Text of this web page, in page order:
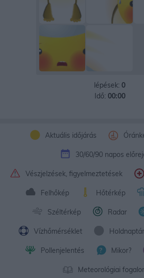
Aktuális időjárás
30/60/90 napos
Vészjelzések, figyelmeztetések
Felhőkép Hőtérkép
Széltérkép Radar
Vízhőmérséklet Holdnaptár
Pollenjelentés Mikor?
Meteorológiai
lépések: 0
Idő: 00:00